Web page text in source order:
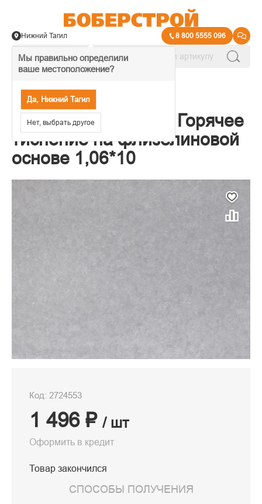
Мы правильно определили
ваше местоположение?
Да, Нижний Тагил
Нет, выбрать другое
Нижний Тагил 8 800 5555 096
Обои Elysium Глитч Горячее
тиснение на флизелиновой
основе 1,06*10
Код: 2724553
1 496 ₽ / шт
Оформить в кредит
Товар закончился
СПОСОБЫ ПОЛУЧЕНИЯ